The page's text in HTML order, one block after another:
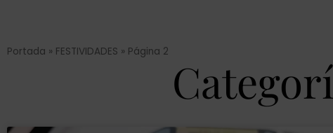
Portada » FESTIVIDADES » Página 2